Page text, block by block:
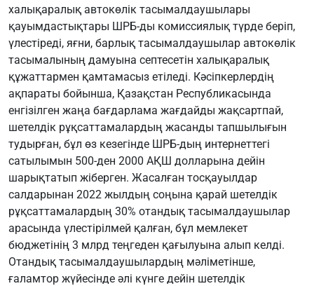
халықаралық автокөлік тасымалдаушылары
қауымдастықтары ШРБ-ды комиссиялық түрде беріп,
үлестіреді, яғни, барлық тасымалдаушылар автокөлік
тасымалының дамуына септесетін халықаралық
құжаттармен қамтамасыз етіледі. Кәсіпкерлердің
ақпараты бойынша, Қазақстан Республикасында
енгізілген жаңа бағдарлама жағдайды жақсартпай,
шетелдік рұқсаттамалардың жасанды тапшылығын
тудырған, бұл өз кезегінде ШРБ-дың интернеттегі
сатылымын 500-ден 2000 АҚШ долларына дейін
шарықтатып жіберген. Жасалған тосқауылдар
салдарынан 2022 жылдың соңына қарай шетелдік
рұқсаттамалардың 30% отандық тасымалдаушылар
арасында үлестірілмей қалған, бұл мемлекет
бюджетінің 3 млрд теңгеден қағылуына алып келді.
Отандық тасымалдаушылардың мәліметінше,
ғаламтор жүйесінде әлі күнге дейін шетелдік